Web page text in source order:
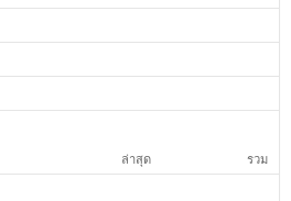
ล่าสุด รวม